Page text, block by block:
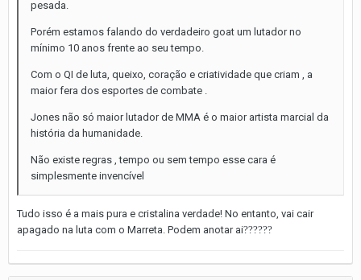
pesada.
Porém estamos falando do verdadeiro goat um lutador no
mínimo 10 anos frente ao seu tempo.
Com o QI de luta, queixo, coração e criatividade que criam , a
maior fera dos esportes de combate .
Jones não só maior lutador de MMA é o maior artista marcial da
história da humanidade.
Não existe regras , tempo ou sem tempo esse cara é
simplesmente invencível
Tudo isso é a mais pura e cristalina verdade! No entanto, vai cair
apagado na luta com o Marreta. Podem anotar ai??????